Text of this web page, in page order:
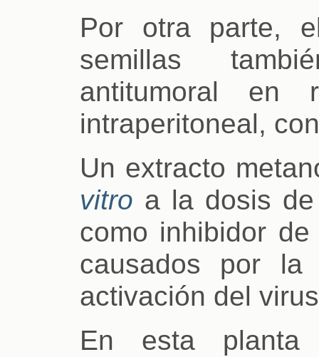
Por otra parte,
semillas
antitumoral en
intraperitoneal,
Un extracto
vitro a la dosis
como inhibidor
causados por la
activación del
En esta